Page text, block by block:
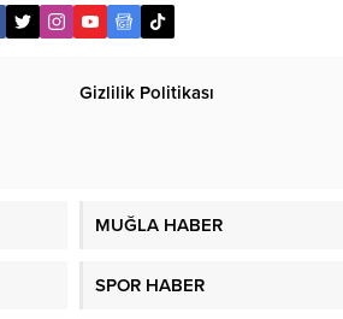
Gizlilik Politikası
MUĞLA HABER
SPOR HABER